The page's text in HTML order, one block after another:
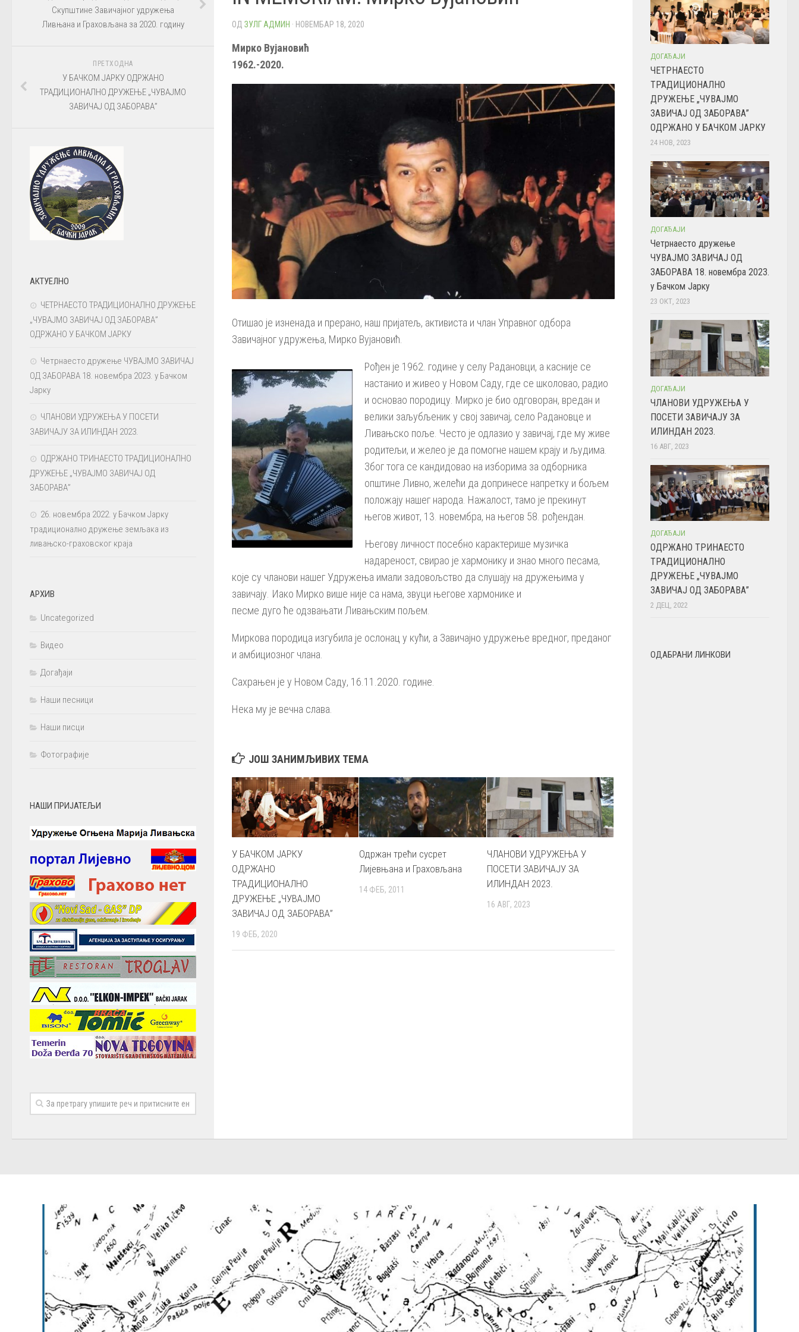
ОД ЗУЛГ АДМИН · НОВЕМБАР 18, 2020
Мирко Вујановић
1962.-2020.
Отишао је изненада и прерано, наш пријатељ, активиста и члан Управног одбора
Завичајног удружења, Мирко Вујановић.
Рођен је 1962. године у селу Радановци, а касније се
настанио и живео у Новом Саду, где се школовао, радио
и основао породицу. Мирко је био одговоран, вредан и
велики заљубљеник у свој завичај, село Радановце и
Ливањско поље. Често је одлазио у завичај, где му живе
родитељи, и желео је да помогне нашем крају и људима.
Због тога се кандидовао на изборима за одборника
општине Ливно, желећи да допринесе напретку и бољем
положају нашег народа. Нажалост, тамо је прекинут
његов живот, 13. новембра, на његов 58. рођендан.
Његову личност посебно карактерише музичка
надареност, свирао је хармонику и знао много песама,
које су чланови нашег Удружења имали задовољство да слушају на дружењима у
завичају. Иако Мирко више није са нама, звуци његове хармонике и
песме дуго ће одзвањати Ливањским пољем.
Миркова породица изгубила је ослонац у кући, а Завичајно удружење вредног, преданог
и амбициозног члана.
Сахрањен је у Новом Саду, 16.11.2020. године.
Нека му је вечна слава.
ЈОШ ЗАНИМЉИВИХ ТЕМА
У БАЧКОМ ЈАРКУ
ОДРЖАНО
ТРАДИЦИОНАЛНО
ДРУЖЕЊЕ „ЧУВАЈМО
ЗАВИЧАЈ ОД ЗАБОРАВА”
19 ФЕБ, 2020
Одржан трећи сусрет
Лијевњана и Граховљана
14 ФЕБ, 2011
ЧЛАНОВИ УДРУЖЕЊА У
ПОСЕТИ ЗАВИЧАЈУ ЗА
ИЛИНДАН 2023.
16 АВГ, 2023
Скупштине Завичајног удружења
Ливњана и Граховљана за 2020. годину
ПРЕТХОДНА
У БАЧКОМ ЈАРКУ ОДРЖАНО
ТРАДИЦИОНАЛНО ДРУЖЕЊЕ „ЧУВАЈМО
ЗАВИЧАЈ ОД ЗАБОРАВА”
АКТУЕЛНО
ЧЕТРНАЕСТО ТРАДИЦИОНАЛНО ДРУЖЕЊЕ
„ЧУВАЈМО ЗАВИЧАЈ ОД ЗАБОРАВА”
ОДРЖАНО У БАЧКОМ ЈАРКУ
Четрнаесто дружење ЧУВАЈМО ЗАВИЧАЈ
ОД ЗАБОРАВА 18. новембра 2023. у Бачком
Јарку
ЧЛАНОВИ УДРУЖЕЊА У ПОСЕТИ
ЗАВИЧАЈУ ЗА ИЛИНДАН 2023.
ОДРЖАНО ТРИНАЕСТО ТРАДИЦИОНАЛНО
ДРУЖЕЊЕ „ЧУВАЈМО ЗАВИЧАЈ ОД
ЗАБОРАВА”
26. новембра 2022. у Бачком Јарку
традиционално дружење земљака из
ливањско-граховског краја
АРХИВ
Uncategorized
Видео
Догађаји
Наши песници
Наши писци
Фотографије
НАШИ ПРИЈАТЕЉИ
ДОГАЂАЈИ
ЧЕТРНАЕСТО
ТРАДИЦИОНАЛНО
ДРУЖЕЊЕ „ЧУВАЈМО
ЗАВИЧАЈ ОД ЗАБОРАВА”
ОДРЖАНО У БАЧКОМ ЈАРКУ
24 НОВ, 2023
ДОГАЂАЈИ
Четрнаесто дружење
ЧУВАЈМО ЗАВИЧАЈ ОД
ЗАБОРАВА 18. новембра 2023.
у Бачком Јарку
23 ОКТ, 2023
ДОГАЂАЈИ
ЧЛАНОВИ УДРУЖЕЊА У
ПОСЕТИ ЗАВИЧАЈУ ЗА
ИЛИНДАН 2023.
16 АВГ, 2023
ДОГАЂАЈИ
ОДРЖАНО ТРИНАЕСТО
ТРАДИЦИОНАЛНО
ДРУЖЕЊЕ „ЧУВАЈМО
ЗАВИЧАЈ ОД ЗАБОРАВА”
2 ДЕЦ, 2022
ОДАБРАНИ ЛИНКОВИ